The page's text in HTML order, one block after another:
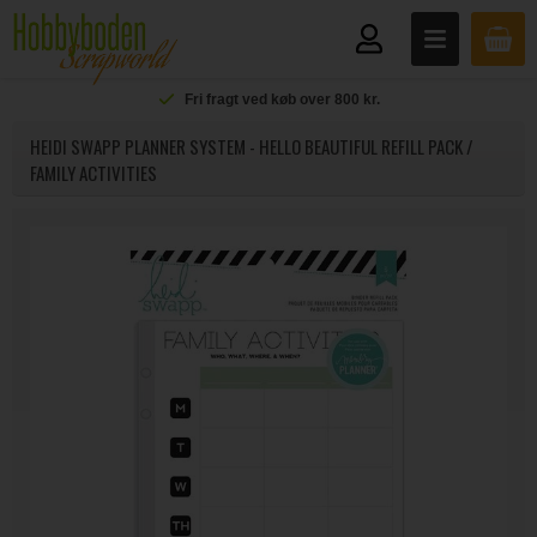
Fri fragt ved køb over 800 kr.
HEIDI SWAPP PLANNER SYSTEM - HELLO BEAUTIFUL REFILL PACK /
FAMILY ACTIVITIES